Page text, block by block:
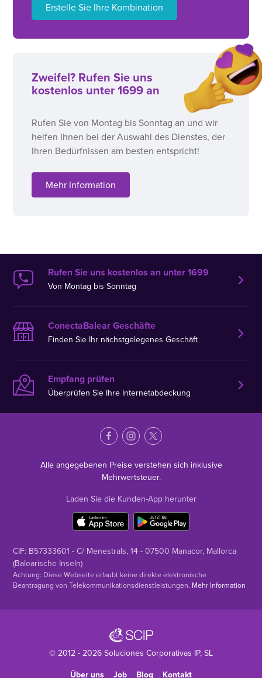
Erstelle Sie Ihre Kombination
Zweifel? Rufen Sie uns
kostenlos unter 1699 an
Rufen Sie von Montag bis Sonntag an und wir
helfen Ihnen bei der Auswahl des Dienstes, der
Ihren Bedürfnissen am besten entspricht!
Mehr Information
Rufen Sie uns kostenlos an unter 1699
Von Montag bis Sonntag
ConectaBalear Geschäfte
Finden Sie Ihr nächstgelegenes Geschäft
Empfang prüfen
Überprüfen Sie Ihre Internetabdeckung
Alle angegebenen Preise verstehen sich inklusive
Mehrwertsteuer.
Laden Sie die Kunden-App herunter
CIF: B57333601 - C/ Menestrals, 14 - 07500 Manacor, Mallorca
(Balearische Inseln)
Achtung: Diese Webseite erlaubt keine direkte elektronische
Beantragung von Telekommunikationsdienstleistungen. Mehr Information
© 2012 - 2026 Soluciones Corporativas IP, SL
Über uns Job Blog Kontakt